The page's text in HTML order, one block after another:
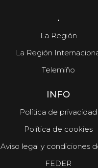
.
La Región
La Región
Telemiño
INFO
Política de privacidad
Política de cookies
Aviso legal y condiciones
FEDER